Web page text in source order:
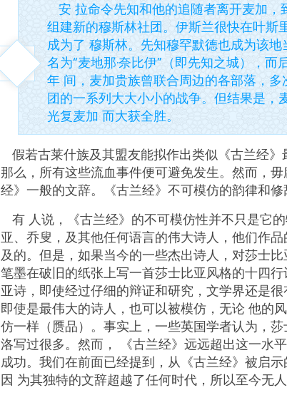
安 拉命令先知和他的追随者离开麦加，
组建新的穆斯林社团。伊斯兰很快在叶斯
成为了 穆斯林。先知穆罕默德也成为该
名为“麦地那·奈比伊”（即先知之城），
年 间，麦加贵族曾联合周边的各部落，
团的一系列大大小小的战争。但结果是，
光复麦加 而大获全胜。
假若古莱什族及其盟友能拟作出类似《古兰经
那么，所有这些流血事件便可避免发生。然而，
经》一般的文辞。《古兰经》不可模仿的韵律和修
有 人说，《古兰经》的不可模仿性并不只是它
亚、乔叟，及其他任何语言的伟大诗人，他们作
及的。但是，如果当今的一些杰出诗人，对莎士
笔墨在破旧的纸张上写一首莎士比亚风格的十四
亚诗，即使经过仔细的辩证和研究，文学界还是
即使是最伟大的诗人，也可以被模仿，无论 他的
仿一样（赝品）。事实上，一些英国学者认为，
洛写过很多。然而， 《古兰经》远远超出这一水
成功。我们在前面已经提到，从《古兰经》被启
因 为其独特的文辞超越了任何时代，所以至今无人